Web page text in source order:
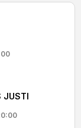
JUSTI